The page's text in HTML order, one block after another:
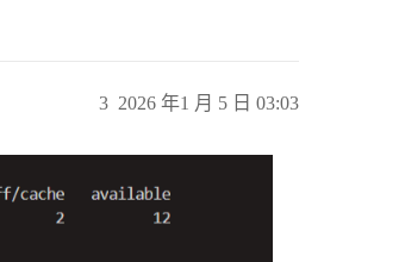
2026 年1 月 5 日 03:03
3